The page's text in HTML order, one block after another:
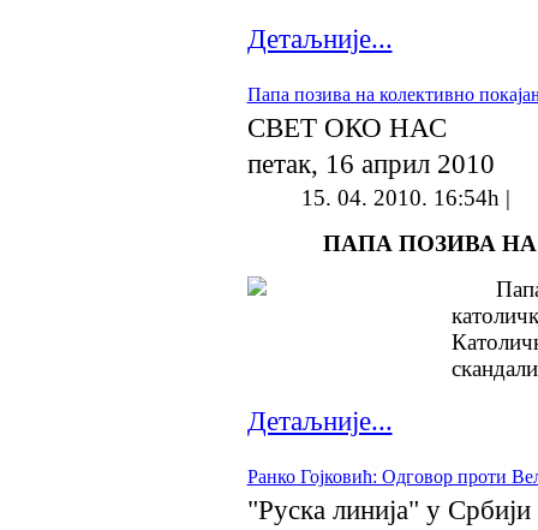
Детаљније...
Папа позива на колективно
СВЕТ ОКО НАС
петак, 16 април 2010
15. 04. 2010. 16:54h |
ПАПА ПОЗИВА
Детаљније...
Ранко Гојковић: Одговор проти
"Руска линија" у Србији